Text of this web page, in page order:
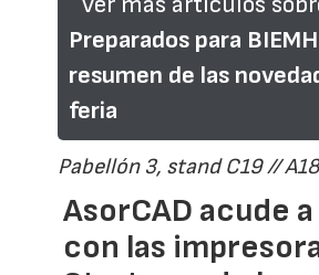
Preparados para
resumen de las
feria
Pabellón 3, stand C19 //
AsorCAD acude a
con las